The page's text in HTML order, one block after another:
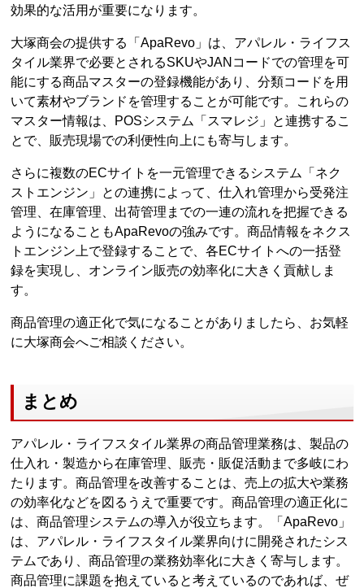
効果的な活用が重要になります。
大塚商会の提供する「ApaRevo」は、アパレル・ライフス
タイル業界で必要とされるSKUやJANコードでの管理を可
能にする商品マスターの登録機能があり、分類コードを用
いて素材やブランドを管理することが可能です。これらの
マスター情報は、POSシステム「スマレジ」と連携するこ
とで、販売現場での利便性向上にも寄与します。
さらに複数のECサイトを一元管理できるシステム「ネク
ストエンジン」との連携によって、仕入れ管理から受発注
管理、在庫管理、出荷管理までの一連の流れを把握できる
ようになることもApaRevoの強みです。商品情報をネクス
トエンジン上で登録することで、各ECサイトへの一括登
録を実現し、オンライン販売の効率化に大きく貢献しま
す。
商品管理の適正化で気になることがありましたら、お気軽
に大塚商会へご相談ください。
まとめ
アパレル・ライフスタイル業界の商品管理業務は、製品の
仕入れ・製造から在庫管理、販売・販促活動まで多岐にわ
たります。商品管理を改善することは、売上の拡大や業務
の効率化などを図るうえで重要です。商品管理の適正化に
は、商品管理システムの導入が役立ちます。「ApaRevo」
は、アパレル・ライフスタイル業界向けに開発されたシス
テムであり、商品管理の業務効率化に大きく寄与します。
商品管理に課題を抱えていると考えているのであれば、ぜ